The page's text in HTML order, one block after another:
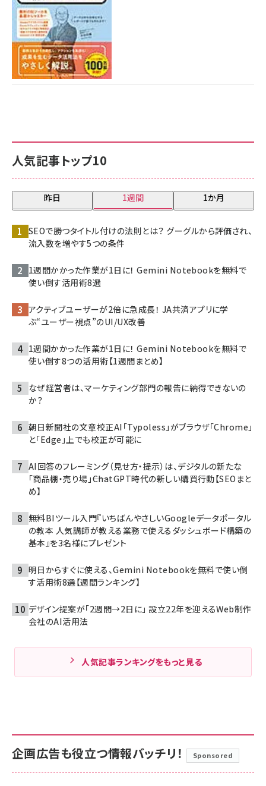
人気記事トップ10
昨日 1週間 1か月
SEOで勝つタイトル付けの法則とは？ グーグルから評価され、
流入数を増やす5つの条件
1週間かかった作業が1日に！ Gemini Notebookを無料で
使い倒す活用術8選
アクティブユーザーが2倍に急成長！ JA共済アプリに学
ぶ“ユーザー視点”のUI/UX改善
1週間かかった作業が1日に！ Gemini Notebookを無料で
使い倒す8つの活用術【1週間まとめ】
なぜ経営者は、マーケティング部門の報告に納得できないの
か？
朝日新聞社の文章校正AI「Typoless」がブラウザ「Chrome」
と「Edge」上でも校正が可能に
AI回答のフレーミング（見せ方・提示）は、デジタルの新たな
「商品棚・売り場」――ChatGPT時代の新しい購買行動【SEOまと
め】
無料BIツール入門『いちばんやさしいGoogleデータポータル
の教本 人気講師が教える業務で使えるダッシュボード構築の
基本』を3名様にプレゼント
明日からすぐに使える、Gemini Notebookを無料で使い倒
す活用術8選【週間ランキング】
デザイン提案が「2週間→2日に」 設立22年を迎えるWeb制作
会社のAI活用法
人気記事ランキングをもっと見る
企画広告も役立つ情報バッチリ！ Sponsored